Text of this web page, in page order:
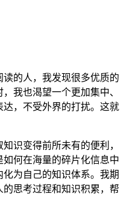
的人，我发现很多优质的
我也渴望一个更加集中、
，不受外界的打扰。这就
识变得前所未有的便利，
何在海量的碎片化信息中
为自己的知识体系。我期
思考过程和知识积累，帮